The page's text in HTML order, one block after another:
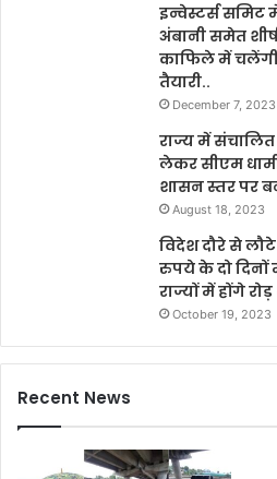
इन्वेस्टर्स समिट
अंबानी समेत
काफिले में चलेंगी
तैयारी..
December 7, 2023
राज्य में
लेकर सीएम धामी
शासन स्तर पर
August 18, 2023
विदेश दौरे से
रुपये के दो
राज्यों में होंगे
October 19, 2023
Recent News